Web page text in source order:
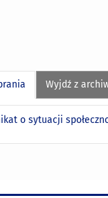
Wyjdź z
o sytuacji